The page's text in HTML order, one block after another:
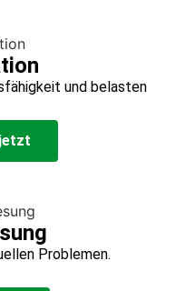
und belasten
Problemen.